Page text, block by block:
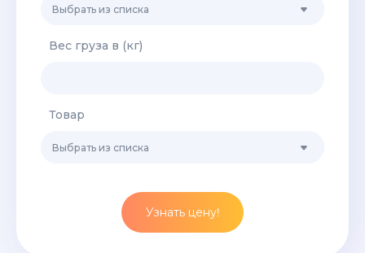
Выбрать из списка
Вес груза в (кг)
Товар
Выбрать из списка
Узнать цену!